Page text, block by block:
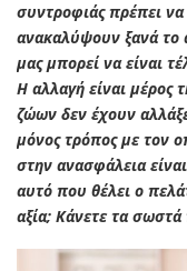
συντροφιάς πρέπει
ανακαλύψουν ξανά το
μας μπορεί να είναι
Η αλλαγή είναι μέρος
ζώων δεν έχουν
μόνος τρόπος με τον
στην ανασφάλεια
αυτό που θέλει ο
αξία; Κάνετε τα